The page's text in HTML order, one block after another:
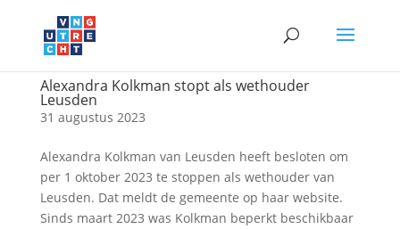
Alexandra Kolkman stopt als wethouder
Leusden
31 augustus 2023
Alexandra Kolkman van Leusden heeft besloten om
per 1 oktober 2023 te stoppen als wethouder van
Leusden. Dat meldt de gemeente op haar website.
Sinds maart 2023 was Kolkman beperkt beschikbaar